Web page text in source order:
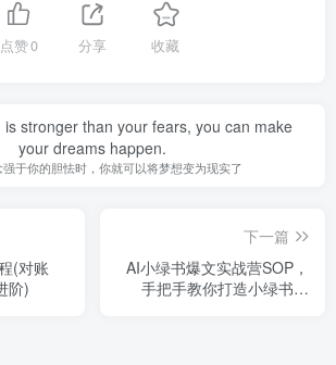
点赞0 分享 收藏
stronger than your fears, you can make
your dreams happen.
强于你的胆怯时，你就可以将梦想变为现实了
(对账
阶)
下一篇
AI小绿书爆文实战营SOP，
手把手教你打造小绿书爆